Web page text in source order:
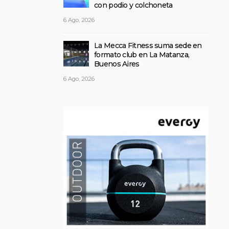
con podio y colchoneta
6 Ago, 2026
La Mecca Fitness suma sede en
formato club en La Matanza,
Buenos Aires
6 Ago, 2026